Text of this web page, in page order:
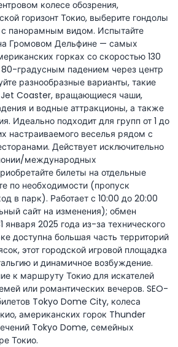
колесе обозрения,
горизонт Токио, выберите гондолы
с панорамным видом. Испытайте
Громовом Дельфине — самых
горках со скоростью 130
градусным падением через центр
разнообразные варианты, такие
Jet Coaster, вращающиеся чаши,
и водные аттракционы, а также
Идеально подходит для групп от 1 до
настраиваемого веселья рядом с
Действует исключительно
международных
билеты на отдельные
по необходимости (пропуск
в парк). Работает с 10:00 до 20:00
сайт на изменения); обмен
января 2025 года из-за технического
доступна большая часть территорий
этот городской игровой площадка
и динамичное возбуждение.
к маршруту Токио для искателей
или романтических вечеров. SEO-
Tokyo Dome City, колеса
американских горок Thunder
Tokyo Dome, семейных
Токио.